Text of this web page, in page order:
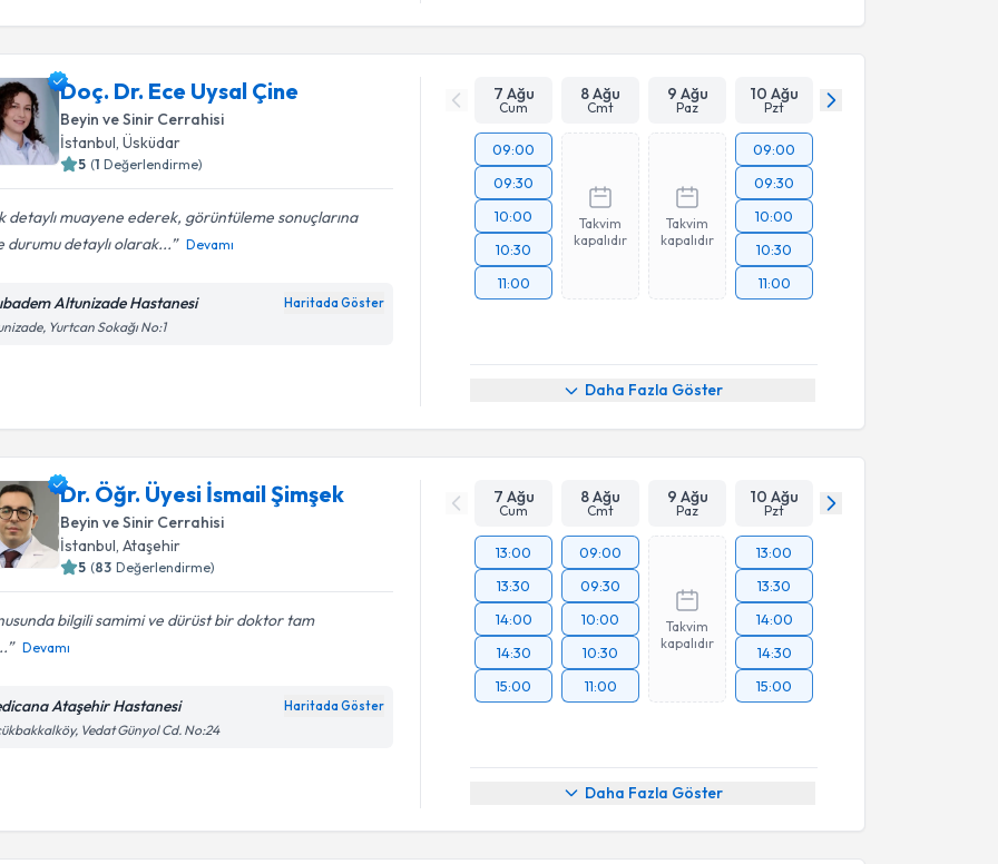
Doç. Dr. Ece Uysal Çine
Beyin ve Sinir Cerrahisi
İstanbul, Üsküdar
5 (1 Değerlendirme)
detaylı muayene ederek, görüntüleme sonuçlarına
durumu detaylı olarak...
Devamı
Altunizade Hastanesi Haritada Göster
Yurtcan Sokağı No:1
7 Ağu
Cum
8 Ağu
Cmt
9 Ağu
Paz
10 Ağu
Pzt
09:00
09:30
10:00
10:30
11:00
Takvim
kapalıdır
Takvim
kapalıdır
09:00
09:30
10:00
10:30
11:00
Daha Fazla Göster
Dr. Öğr. Üyesi İsmail Şimşek
Beyin ve Sinir Cerrahisi
İstanbul , Ataşehir
5 (83 Değerlendirme)
bilgili samimi ve dürüst bir doktor tam
Devamı
Ataşehir Hastanesi Haritada Göster
Vedat Günyol Cd. No:24
7 Ağu
Cum
8 Ağu
Cmt
9 Ağu
Paz
10 Ağu
Pzt
13:00
13:30
14:00
14:30
15:00
09:00
09:30
10:00
10:30
11:00
Takvim
kapalıdır
13:00
13:30
14:00
14:30
15:00
Daha Fazla Göster